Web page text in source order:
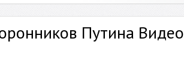
Путина Видео